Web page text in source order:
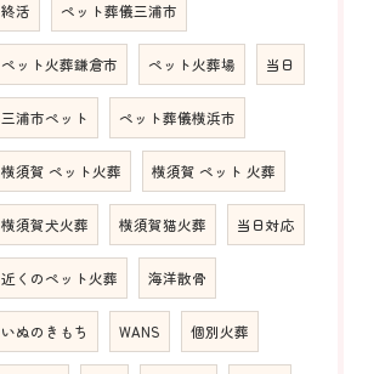
終活 ペット葬儀三浦市
ペット火葬鎌倉市 ペット火葬場 当日
三浦市ペット ペット葬儀横浜市
横須賀 ペット火葬 横須賀 ペット 火葬
横須賀犬火葬 横須賀猫火葬 当日対応
近くのペット火葬 海洋散骨
いぬのきもち WANS 個別火葬